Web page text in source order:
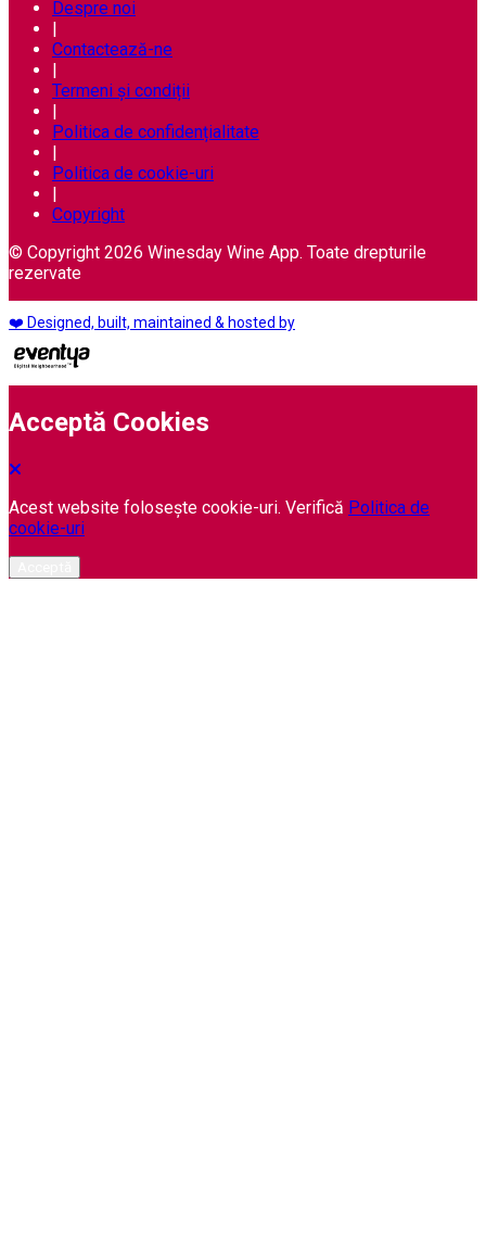
Despre noi
Contactează-ne
Termeni și condiții
Politica de confidențialitate
Politica de cookie-uri
Copyright
© Copyright 2026 Winesday Wine App. Toate drepturile
rezervate
❤️ Designed, built, maintained & hosted by
Acceptă Cookies
Acest website folosește cookie-uri. Verifică Politica de
cookie-uri